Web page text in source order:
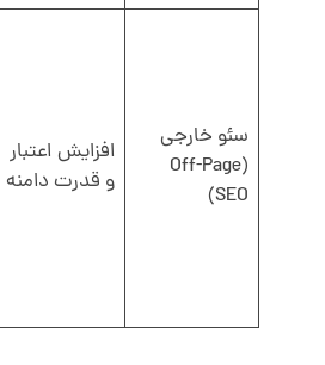
سئو خارجی
(Off-Page
SEO)
افزایش اعتبار
و قدرت دامنه